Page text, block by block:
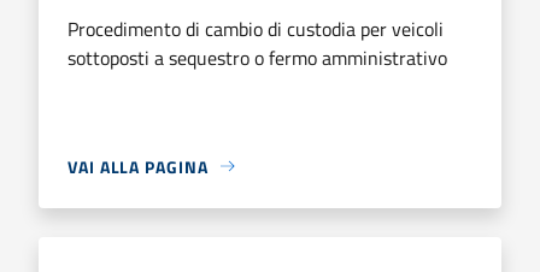
Procedimento di cambio di custodia per veicoli
sottoposti a sequestro o fermo amministrativo
VAI ALLA PAGINA